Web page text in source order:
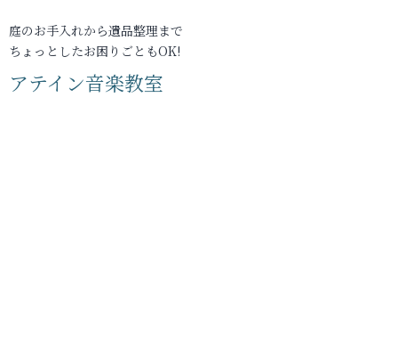
庭のお手入れから遺品整理まで
ちょっとしたお困りごともOK!
アテイン音楽教室